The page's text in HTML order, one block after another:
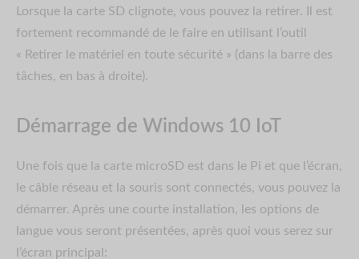
Lorsque la carte SD clignote, vous pouvez la retirer. Il est
fortement recommandé de le faire en utilisant l’outil
« Retirer le matériel en toute sécurité » (dans la barre des
tâches, en bas à droite).
Démarrage de Windows 10 IoT
Une fois que la carte microSD est dans le Pi et que l’écran,
le câble réseau et la souris sont connectés, vous pouvez la
démarrer. Après une courte installation, les options de
langue vous seront présentées, après quoi vous serez sur
l’écran principal: